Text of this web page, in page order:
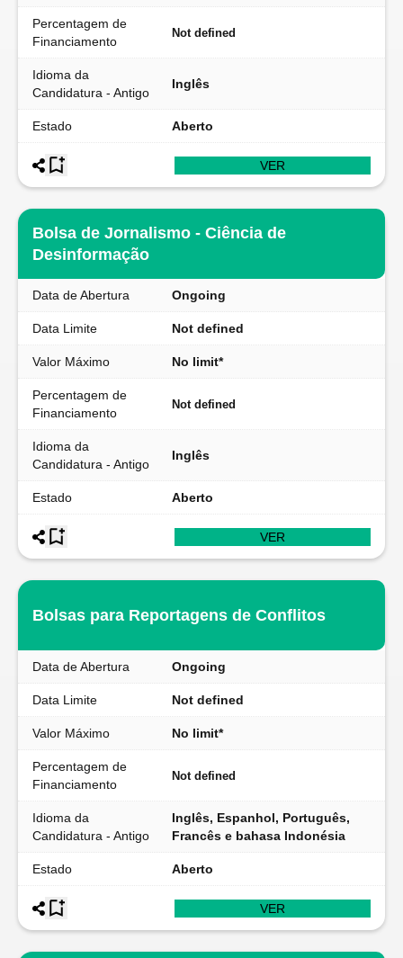
Percentagem de
Financiamento
Not defined
Idioma da
Candidatura - Antigo
Inglês
Estado Aberto
VER
Bolsa de Jornalismo - Ciência de
Desinformação
Data de Abertura Ongoing
Data Limite Not defined
Valor Máximo No limit*
Percentagem de
Financiamento
Not defined
Idioma da
Candidatura - Antigo
Inglês
Estado Aberto
VER
Bolsas para Reportagens de Conflitos
Data de Abertura Ongoing
Data Limite Not defined
Valor Máximo No limit*
Percentagem de
Financiamento
Not defined
Idioma da
Candidatura - Antigo
Inglês, Espanhol, Português,
Francês e bahasa Indonésia
Estado Aberto
VER